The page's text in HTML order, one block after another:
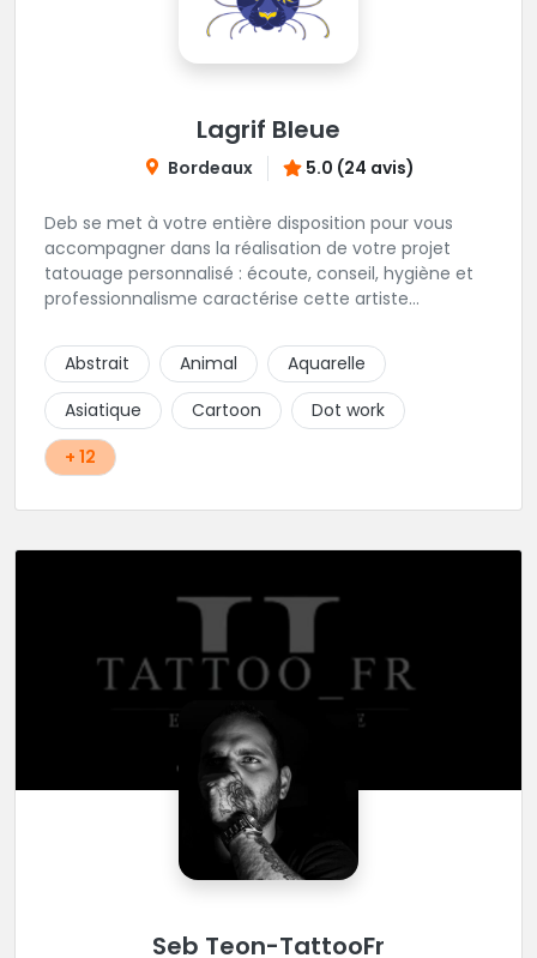
Lagrif Bleue
Bordeaux 5.0 (24 avis)
Deb se met à votre entière disposition pour vous
accompagner dans la réalisation de votre projet
tatouage personnalisé : écoute, conseil, hygiène et
professionnalisme caractérise cette artiste
Abstrait
Animal
Aquarelle
Asiatique
Cartoon
Dot work
+ 12
Seb Teon-TattooFr